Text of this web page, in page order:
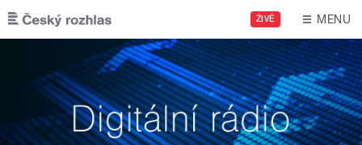
Přejít k hlavnímu obsahu
ŽIVĚ MENU